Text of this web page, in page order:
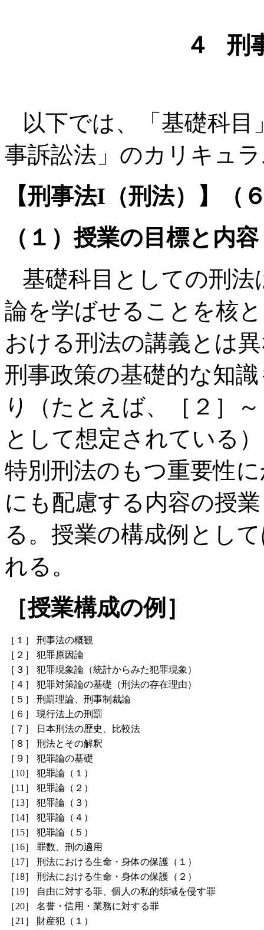
４ 刑
以下では、「基礎科目
事訴訟法」のカリキュ
【刑事法I（刑法）】（
（１）授業の目標と内容
基礎科目としての刑法
論を学ばせることを核
おける刑法の講義とは
刑事政策の基礎的な知
り（たとえば、［２］
として想定されている
特別刑法のもつ重要性
にも配慮する内容の授
る。授業の構成例とし
れる。
［授業構成の例］
［１］
刑事法の概観
［２］
犯罪原因論
［３］
犯罪現象論（統計からみた犯罪現象）
［４］
犯罪対策論の基礎（刑法の存在理由）
［５］
刑罰理論、刑事制裁論
［６］
現行法上の刑罰
［７］
日本刑法の歴史、比較法
［８］
刑法とその解釈
［９］
犯罪論の基礎
［10］
犯罪論（１）
［11］
犯罪論（２）
［13］
犯罪論（３）
［14］
犯罪論（４）
［15］
犯罪論（５）
［16］
罪数、刑の適用
［17］
刑法における生命・身体の保護（１）
［18］
刑法における生命・身体の保護（２）
［19］
自由に対する罪、個人の私的領域を侵す罪
［20］
名誉・信用・業務に対する罪
［21］
財産犯（１）